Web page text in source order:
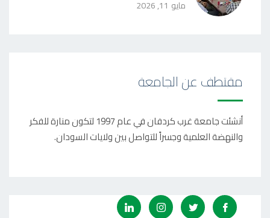
مايو 11, 2026
مقتطف عن الجامعة
أنشئت جامعة غرب كردفان في عام 1997 لتكون منارة للفكر
والنهضة العلمية وجسراً للتواصل بين ولايات السودان.